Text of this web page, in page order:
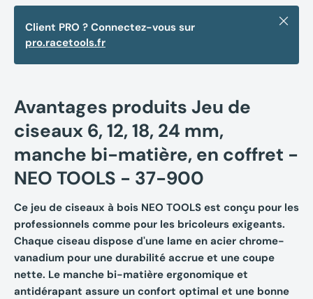
Client PRO ? Connectez-vous sur
pro.racetools.fr
Fermer
Avantages produits Jeu de
ciseaux 6, 12, 18, 24 mm,
manche bi-matière, en coffret -
NEO TOOLS - 37-900
Ce jeu de ciseaux à bois NEO TOOLS est conçu pour les
professionnels comme pour les bricoleurs exigeants.
Chaque ciseau dispose d'une lame en acier chrome-
vanadium pour une durabilité accrue et une coupe
nette. Le manche bi-matière ergonomique et
antidérapant assure un confort optimal et une bonne